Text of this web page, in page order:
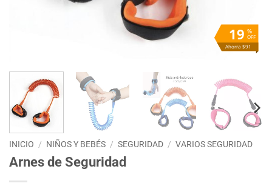
%
OFF
19
Ahorra $91
INICIO / NIÑOS Y BEBÉS / SEGURIDAD / VARIOS SEGURIDAD
Arnes de Seguridad